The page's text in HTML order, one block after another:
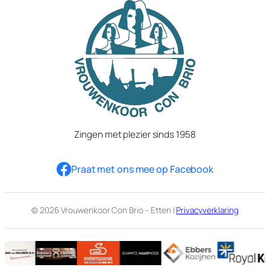
Zingen met plezier sinds 1958
Praat met ons mee op Facebook
© 2026 Vrouwenkoor Con Brio – Etten | Privacyverklaring